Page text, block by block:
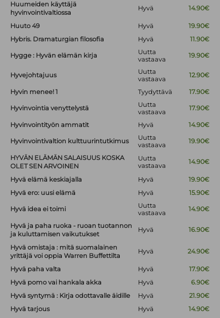
Huumeiden käyttäjä
hyvinvointivaltiossa
Hyvä 14.90€
Huuto 49 Hyvä
19.90€
Hybris. Dramaturgian filosofia
Hyvä 11.90€
Hygge : Hyvän elämän kirja
Uutta
vastaava
19.90€
Hyvejohtajuus
Uutta
vastaava
12.90€
Hyvin menee! 1 Tyydyttävä 17.90€
Hyvinvointia venyttelystä
Uutta
vastaava
17.90€
Hyvinvointityön ammatit Hyvä 14.90€
Hyvinvointivaltion kulttuurintutkimus
Uutta
vastaava
19.90€
HYVÄN ELÄMÄN SALAISUUS KOSKA
OLET SEN ARVOINEN
Uutta
vastaava
14.90€
Hyvä elämä keskiajalla Hyvä
19.90€
Hyvä ero: uusi elämä
Hyvä 15.90€
Hyvä idea ei toimi
Uutta
vastaava
14.90€
Hyvä ja paha ruoka - ruoan tuotannon
ja kuluttamisen vaikutukset
Hyvä 16.90€
Hyvä omistaja : mitä suomalainen
yrittäjä voi oppia Warren Buffettilta
Hyvä 24.90€
Hyvä paha valta Hyvä
17.90€
Hyvä pomo vai hankala akka
Hyvä
6.90€
Hyvä syntymä : Kirja odottavalle äidille
Hyvä
21.90€
Hyvä tarjous
Hyvä
14.90€